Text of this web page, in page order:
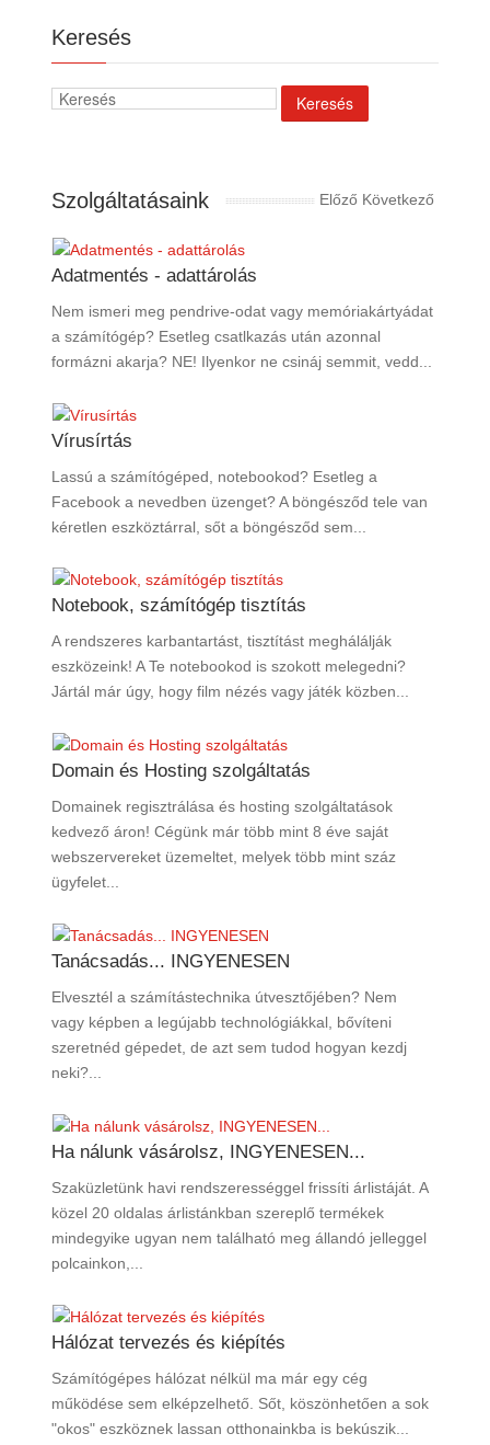
Keresés
Szolgáltatásaink Előző Következő
Adatmentés - adattárolás
Nem ismeri meg pendrive-odat vagy memóriakártyádat
a számítógép? Esetleg csatlkazás után azonnal
formázni akarja? NE! Ilyenkor ne csináj semmit, vedd...
Vírusírtás
Lassú a számítógéped, notebookod? Esetleg a
Facebook a nevedben üzenget? A böngésződ tele van
kéretlen eszköztárral, sőt a böngésződ sem...
Notebook, számítógép tisztítás
A rendszeres karbantartást, tisztítást meghálálják
eszközeink! A Te notebookod is szokott melegedni?
Jártál már úgy, hogy film nézés vagy játék közben...
Domain és Hosting szolgáltatás
Domainek regisztrálása és hosting szolgáltatások
kedvező áron! Cégünk már több mint 8 éve saját
webszervereket üzemeltet, melyek több mint száz
ügyfelet...
Tanácsadás... INGYENESEN
Elvesztél a számítástechnika útvesztőjében? Nem
vagy képben a legújabb technológiákkal, bővíteni
szeretnéd gépedet, de azt sem tudod hogyan kezdj
neki?...
Ha nálunk vásárolsz, INGYENESEN...
Szaküzletünk havi rendszerességgel frissíti árlistáját. A
közel 20 oldalas árlistánkban szereplő termékek
mindegyike ugyan nem található meg állandó jelleggel
polcainkon,...
Hálózat tervezés és kiépítés
Számítógépes hálózat nélkül ma már egy cég
működése sem elképzelhető. Sőt, köszönhetően a sok
"okos" eszköznek lassan otthonainkba is bekúszik...